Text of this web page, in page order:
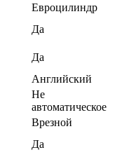
Евроцилиндр
Да
Да
Английский
Не
автоматическое
Врезной
Да